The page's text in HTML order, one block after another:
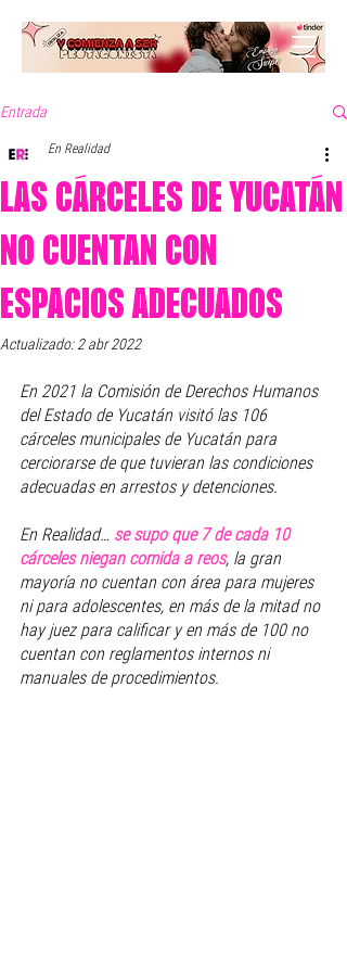
Entrada
LAS CÁRCELES DE YUCATÁN
NO CUENTAN CON
ESPACIOS ADECUADOS
En Realidad
Actualizado:2 abr 2022
En 2021 la Comisión de Derechos Humanos
del Estado de Yucatán visitó las 106
cárceles municipales de Yucatán para
cerciorarse de que tuvieran las condiciones
adecuadas en arrestos y detenciones.
En Realidad… se supo que 7 de cada 10
cárceles niegan comida a reos, la gran
mayoría no cuentan con área para mujeres
ni para adolescentes, en más de la mitad no
hay juez para calificar y en más de 100 no
cuentan con reglamentos internos ni
manuales de procedimientos.